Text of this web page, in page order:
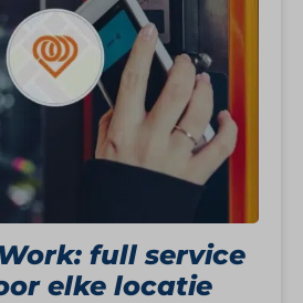
full service
elke locatie